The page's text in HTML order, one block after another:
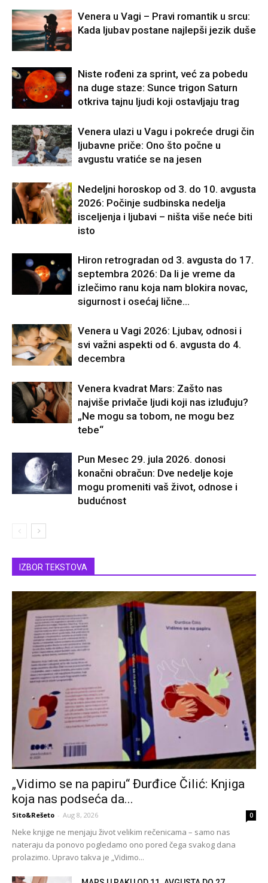
Venera u Vagi – Pravi romantik u srcu:
Kada ljubav postane najlepši jezik duše
Niste rođeni za sprint, već za pobedu
na duge staze: Sunce trigon Saturn
otkriva tajnu ljudi koji ostavljaju trag
Venera ulazi u Vagu i pokreće drugi čin
ljubavne priče: Ono što počne u
avgustu vratiće se na jesen
Nedeljni horoskop od 3. do 10. avgusta
2026: Počinje sudbinska nedelja
isceljenja i ljubavi – ništa više neće biti
isto
Hiron retrogradan od 3. avgusta do 17.
septembra 2026: Da li je vreme da
izlečimo ranu koja nam blokira novac,
sigurnost i osećaj lične...
Venera u Vagi 2026: Ljubav, odnosi i
svi važni aspekti od 6. avgusta do 4.
decembra
Venera kvadrat Mars: Zašto nas
najviše privlače ljudi koji nas izluđuju?
„Ne mogu sa tobom, ne mogu bez
tebe“
Pun Mesec 29. jula 2026. donosi
konačni obračun: Dve nedelje koje
mogu promeniti vaš život, odnose i
budućnost
IZBOR TEKSTOVA
„Vidimo se na papiru“ Đurđice Čilić: Knjiga
koja nas podseća da...
Sito&Rešeto - Aug 8, 2026 0
Neke knjige ne menjaju život velikim rečenicama – samo nas
nateraju da ponovo pogledamo ono pored čega svakog dana
prolazimo. Upravo takva je „Vidimo...